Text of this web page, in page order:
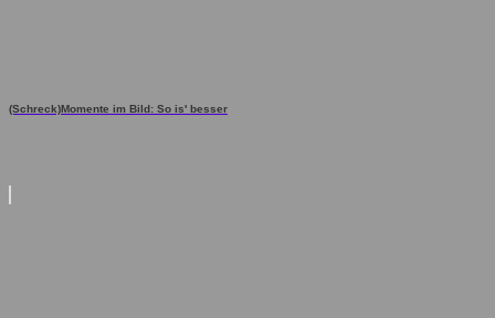
(Schreck)Momente im Bild: So is' besser